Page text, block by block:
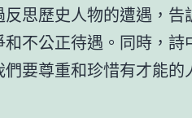
思歷史人物的遭遇，告
不公正待遇。同時，詩
要尊重和珍惜有才能的